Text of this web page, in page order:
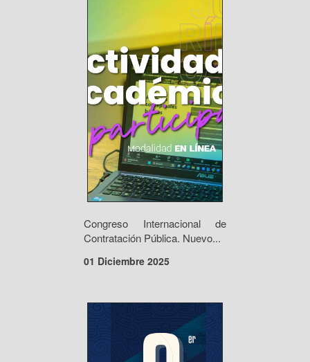
Congreso Internacional de
Contratación Pública. Nuevo...
01 Diciembre 2025